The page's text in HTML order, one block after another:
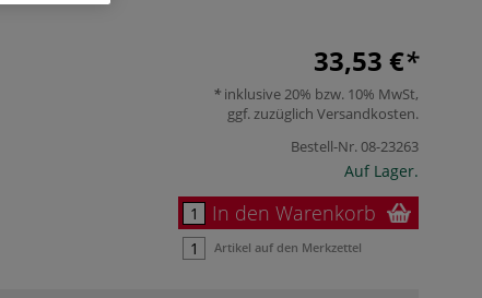
33,53 €
inklusive 20% bzw. 10% MwSt,
ggf. zuzüglich Versandkosten.
Bestell-Nr.08-23263
Auf Lager.
In den Warenkorb
Artikel auf den Merkzettel